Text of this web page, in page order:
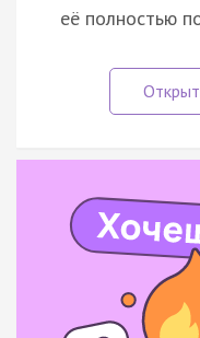
её полностью